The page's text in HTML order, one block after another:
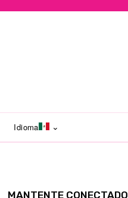
Idioma
MANTENTE CONECTADO